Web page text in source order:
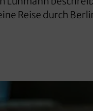
Reise durch